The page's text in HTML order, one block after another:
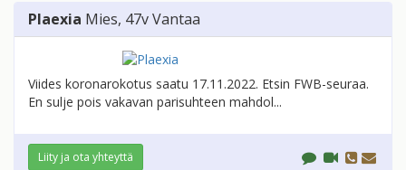
Plaexia Mies, 47vVantaa
Viides koronarokotus saatu 17.11.2022. Etsin FWB-seuraa.
En sulje pois vakavan parisuhteen mahdol...
Liity ja ota yhteyttä